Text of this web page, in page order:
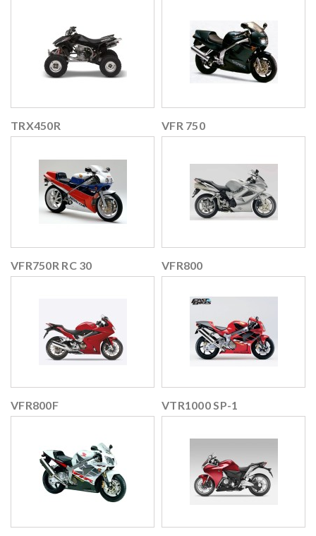
TRX450R VFR 750
VFR750R RC 30 VFR800
VFR800F VTR1000 SP-1